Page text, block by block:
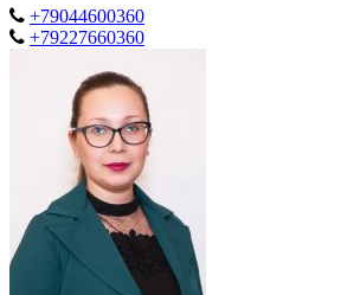
+79044600360
+79227660360